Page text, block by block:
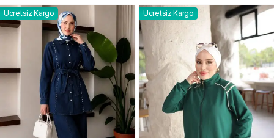
Ücretsiz Kargo Ücretsiz Kargo